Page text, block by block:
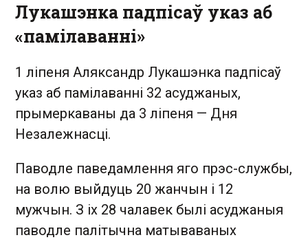
Лукашэнка падпісаў указ аб
«памілаванні»
1 ліпеня Аляксандр Лукашэнка падпісаў
указ аб памілаванні 32 асуджаных,
прымеркаваны да 3 ліпеня — Дня
Незалежнасці.
Паводле паведамлення яго прэс-службы,
на волю выйдуць 20 жанчын і 12
мужчын. З іх 28 чалавек былі асуджаныя
паводле палітычна матываваных